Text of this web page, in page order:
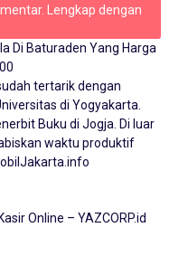
Lengkap dengan
tertarik dengan
di Yogyakarta.
Buku di Jogja. Di luar
waktu produktif
Online – YAZCORP.id